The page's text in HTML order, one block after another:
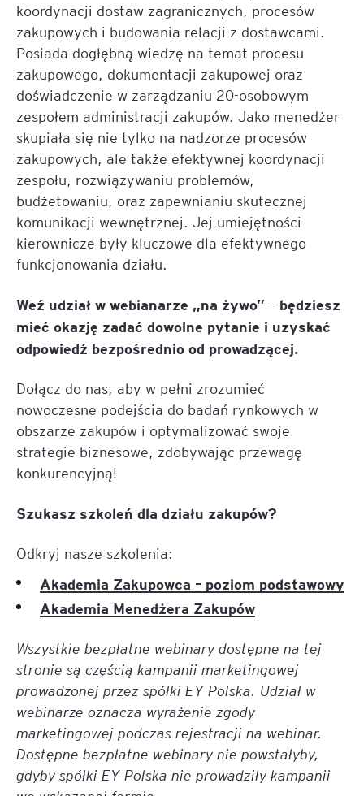
koordynacji dostaw zagranicznych, procesów
zakupowych i budowania relacji z dostawcami.
Posiada dogłębną wiedzę na temat procesu
zakupowego, dokumentacji zakupowej oraz
doświadczenie w zarządzaniu 20-osobowym
zespołem administracji zakupów. Jako menedżer
skupiała się nie tylko na nadzorze procesów
zakupowych, ale także efektywnej koordynacji
zespołu, rozwiązywaniu problemów,
budżetowaniu, oraz zapewnianiu skutecznej
komunikacji wewnętrznej. Jej umiejętności
kierownicze były kluczowe dla efektywnego
funkcjonowania działu.
Weź udział w webianarze „na żywo” – będziesz
mieć okazję zadać dowolne pytanie i uzyskać
odpowiedź bezpośrednio od prowadzącej.
Dołącz do nas, aby w pełni zrozumieć
nowoczesne podejścia do badań rynkowych w
obszarze zakupów i optymalizować swoje
strategie biznesowe, zdobywając przewagę
konkurencyjną!
Szukasz szkoleń dla działu zakupów?
Odkryj nasze szkolenia:
Akademia Zakupowca – poziom podstawowy
Akademia Menedżera Zakupów
Wszystkie bezpłatne webinary dostępne na tej
stronie są częścią kampanii marketingowej
prowadzonej przez spółki EY Polska. Udział w
webinarze oznacza wyrażenie zgody
marketingowej podczas rejestracji na webinar.
Dostępne bezpłatne webinary nie powstałyby,
gdyby spółki EY Polska nie prowadziły kampanii